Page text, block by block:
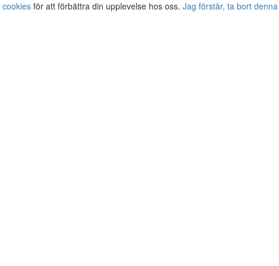
cookies för att förbättra din upplevelse hos oss. Jag förstår, ta bort